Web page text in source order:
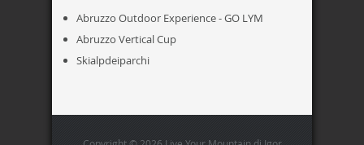
Abruzzo Outdoor Experience - GO LYM
Abruzzo Vertical Cup
Skialpdeiparchi